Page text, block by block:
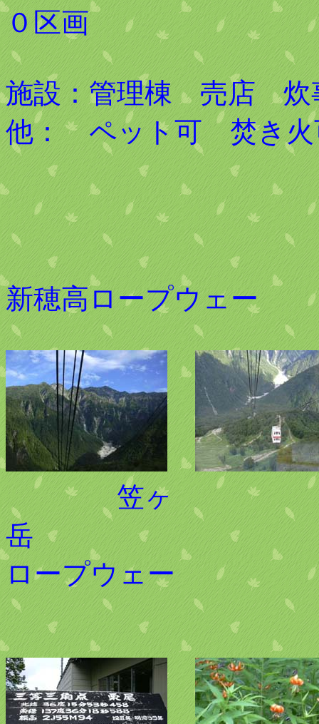
０区画
施設：管理棟 売店
他： ペット可 焚き火
新穂高ロープウェー
笠ヶ
岳 ２
ロープウェ